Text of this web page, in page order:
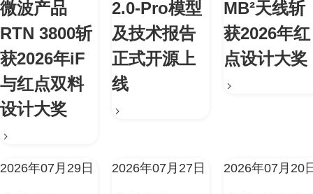
微波产品
RTN 3800斩
获2026年iF
与红点双料
设计大奖
2.0-Pro模型
及技术报告
正式开源上
线
MB²天线斩
获2026年红
点设计大奖
2026年07月29日 2026年07月27日 2026年07月20